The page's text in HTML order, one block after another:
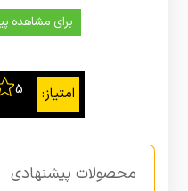
برای مشاهده
محصولات پیشنهادی